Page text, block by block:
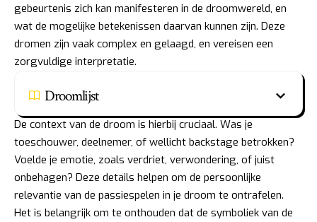
gebeurtenis zich kan manifesteren in de droomwereld, en
wat de mogelijke betekenissen daarvan kunnen zijn. Deze
dromen zijn vaak complex en gelaagd, en vereisen een
zorgvuldige interpretatie.
Droomlijst
De context van de droom is hierbij cruciaal. Was je
toeschouwer, deelnemer, of wellicht backstage betrokken?
Voelde je emotie, zoals verdriet, verwondering, of juist
onbehagen? Deze details helpen om de persoonlijke
relevantie van de passiespelen in je droom te ontrafelen.
Het is belangrijk om te onthouden dat de symboliek van de